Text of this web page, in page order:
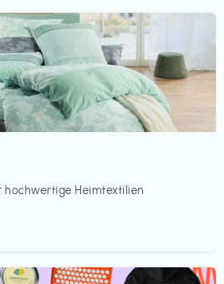
hochwertige Heimtextilien